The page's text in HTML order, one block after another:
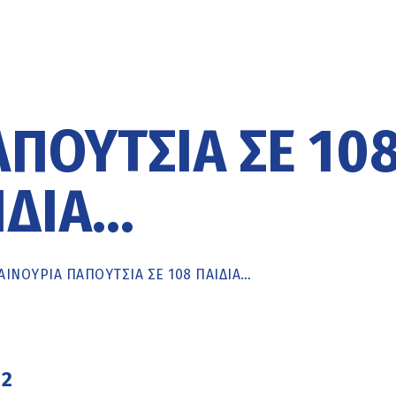
ΣΕ
ΠΑΠΟΎΤΣΙΑ ΣΕ 108 ΠΑΙΔΙΆ…